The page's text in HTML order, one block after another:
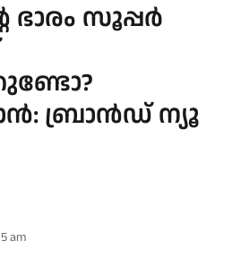
ഭാരം സൂപ്പർ
ബ്രാൻഡ് ന്യൂ
am